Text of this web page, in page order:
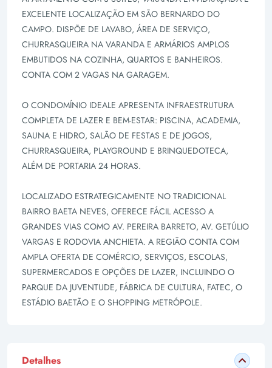
EXCELENTE LOCALIZAÇÃO EM SÃO BERNARDO DO
CAMPO. DISPÕE DE LAVABO, ÁREA DE SERVIÇO,
CHURRASQUEIRA NA VARANDA E ARMÁRIOS AMPLOS
EMBUTIDOS NA COZINHA, QUARTOS E BANHEIROS.
CONTA COM 2 VAGAS NA GARAGEM.
O CONDOMÍNIO IDEALE APRESENTA INFRAESTRUTURA
COMPLETA DE LAZER E BEM-ESTAR: PISCINA, ACADEMIA,
SAUNA E HIDRO, SALÃO DE FESTAS E DE JOGOS,
CHURRASQUEIRA, PLAYGROUND E BRINQUEDOTECA,
ALÉM DE PORTARIA 24 HORAS.
LOCALIZADO ESTRATEGICAMENTE NO TRADICIONAL
BAIRRO BAETA NEVES, OFERECE FÁCIL ACESSO A
GRANDES VIAS COMO AV. PEREIRA BARRETO, AV. GETÚLIO
VARGAS E RODOVIA ANCHIETA. A REGIÃO CONTA COM
AMPLA OFERTA DE COMÉRCIO, SERVIÇOS, ESCOLAS,
SUPERMERCADOS E OPÇÕES DE LAZER, INCLUINDO O
PARQUE DA JUVENTUDE, FÁBRICA DE CULTURA, FATEC, O
ESTÁDIO BAETÃO E O SHOPPING METRÓPOLE.
Detalhes